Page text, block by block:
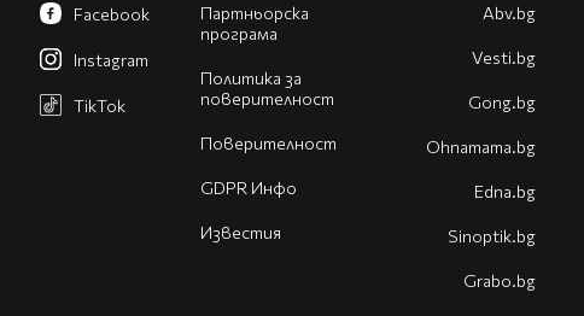
Партньорска
програма
Политика за
поверителност
Поверителност
GDPR Инфо
Известия
Facebook
Instagram
TikTok
Abv.bg
Vesti.bg
Gong.bg
Оhnamama.bg
Edna.bg
Sinoptik.bg
Grabo.bg